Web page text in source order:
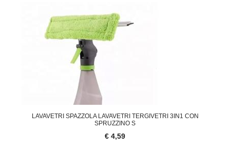
LAVAVETRI SPAZZOLA LAVAVETRI TERGIVETRI 3IN1 CON
SPRUZZINO S
€ 4,59